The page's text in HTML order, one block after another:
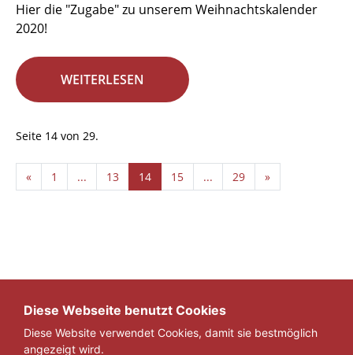
Hier die "Zugabe" zu unserem Weihnachtskalender
2020!
WEITERLESEN
Seite 14 von 29.
« 1 ... 13 14 15 ... 29 »
Diese Webseite benutzt Cookies
Diese Website verwendet Cookies, damit sie bestmöglich
angezeigt wird.